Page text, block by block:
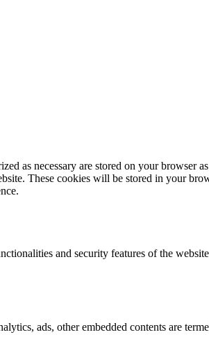
as necessary are stored on your browser
These cookies will be stored in your
and security features of the
ads, other embedded contents are